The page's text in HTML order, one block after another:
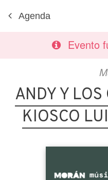
Agenda
Evento
ANDY Y
KIOSCO